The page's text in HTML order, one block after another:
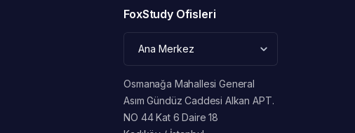
FoxStudy Ofisleri
Osmanağa Mahallesi General
Asım Gündüz Caddesi Alkan APT.
NO 44 Kat 6 Daire 18